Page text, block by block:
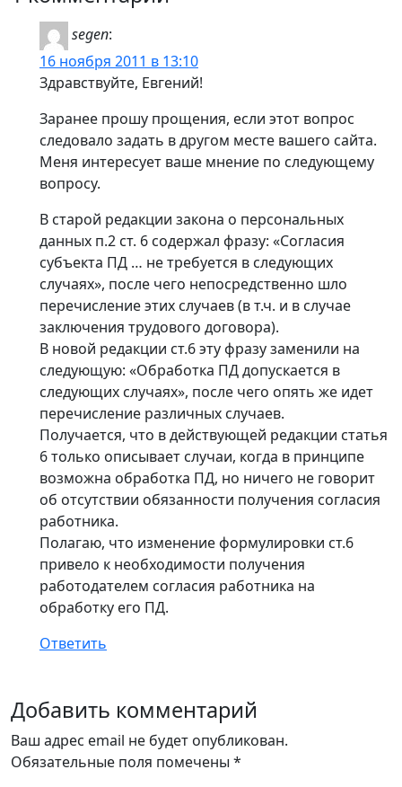
segen:
16 ноября 2011 в 13:10
Здравствуйте, Евгений!
Заранее прошу прощения, если этот вопрос
следовало задать в другом месте вашего сайта.
Меня интересует ваше мнение по следующему
вопросу.
В старой редакции закона о персональных
данных п.2 ст. 6 содержал фразу: «Согласия
субъекта ПД … не требуется в следующих
случаях», после чего непосредственно шло
перечисление этих случаев (в т.ч. и в случае
заключения трудового договора).
В новой редакции ст.6 эту фразу заменили на
следующую: «Обработка ПД допускается в
следующих случаях», после чего опять же идет
перечисление различных случаев.
Получается, что в действующей редакции статья
6 только описывает случаи, когда в принципе
возможна обработка ПД, но ничего не говорит
об отсутствии обязанности получения согласия
работника.
Полагаю, что изменение формулировки ст.6
привело к необходимости получения
работодателем согласия работника на
обработку его ПД.
Ответить
Добавить комментарий
Ваш адрес email не будет опубликован.
Обязательные поля помечены *